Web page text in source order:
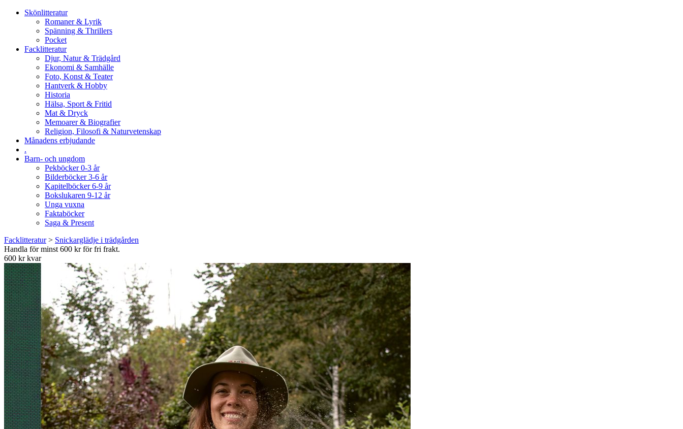
Skönlitteratur
Romaner & Lyrik
Spänning & Thrillers
Pocket
Facklitteratur
Djur, Natur & Trädgård
Ekonomi & Samhälle
Foto, Konst & Teater
Hantverk & Hobby
Historia
Hälsa, Sport & Fritid
Mat & Dryck
Memoarer & Biografier
Religion, Filosofi & Naturvetenskap
Månadens erbjudande
.
Barn- och ungdom
Pekböcker 0-3 år
Bilderböcker 3-6 år
Kapitelböcker 6-9 år
Bokslukaren 9-12 år
Unga vuxna
Faktaböcker
Saga & Present
Facklitteratur> Snickarglädje i trädgården
Handla för minst 600 kr för fri frakt.
600 kr kvar